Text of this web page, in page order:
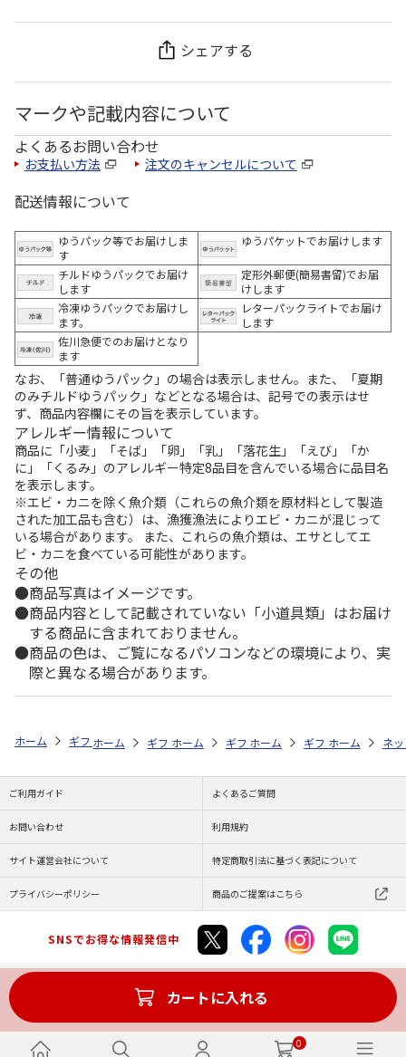
0
シェアする
マークや記載内容について
よくあるお問い合わせ
お支払い方法 注文のキャンセルについて
配送情報について
ゆうパック等でお届けしま
す
ゆうパケットでお届けします
チルドゆうパックでお届け
します
定形外郵便(簡易書留)でお届
けします
冷凍ゆうパックでお届けし
ます。
レターパックライトでお届け
します
佐川急便でのお届けとなり
ます
なお、「普通ゆうパック」の場合は表示しません。また、「夏期
のみチルドゆうパック」などとなる場合は、記号での表示はせ
ず、商品内容欄にその旨を表示しています。
アレルギー情報について
商品に「小麦」「そば」「卵」「乳」「落花生」「えび」「か
に」「くるみ」のアレルギー特定8品目を含んでいる場合に品目名
を表示します。
※エビ・カニを除く魚介類（これらの魚介類を原材料として製造
された加工品も含む）は、漁獲漁法によりエビ・カニが混じって
いる場合があります。 また、これらの魚介類は、エサとしてエ
ビ・カニを食べている可能性があります。
その他
商品写真はイメージです。
商品内容として記載されていない「小道具類」はお届け
する商品に含まれておりません。
商品の色は、ご覧になるパソコンなどの環境により、実
際と異なる場合があります。
カートに入れる
ホーム ギフトストア お中元・夏ギフト特集 2026 ドリンク
ホーム ギフトストア お中元・夏ギフト特集 2026
ホーム ギフトストア お中元・夏ギフト
ホーム ギフトストア お
ホーム ネ
ご利用ガイド よくあるご質問
お問い合わせ 利用規約
サイト運営会社について 特定商取引法に基づく表記について
プライバシーポリシー 商品のご提案はこちら
SNSでお得な情報発信中